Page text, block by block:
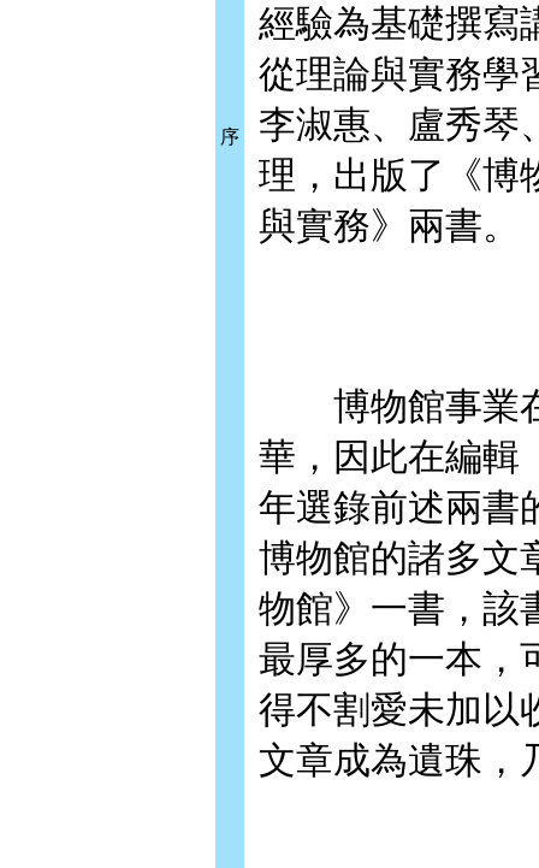
序
經驗為基礎撰寫
從理論與實務學
李淑惠、盧秀琴
理，出版了《
與實務》兩書。
博物館事業在
華，因此在編輯
年選錄前述兩書
博物館的諸多文
物館》一書，該
最厚多的一本，
得不割愛未加以
文章成為遺珠，